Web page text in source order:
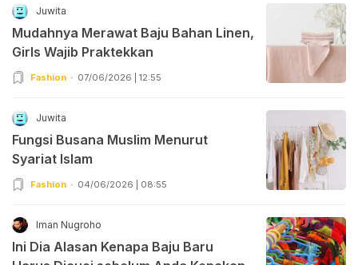
Juwita
Mudahnya Merawat Baju Bahan Linen,
Girls Wajib Praktekkan
Fashion 07/06/2026 | 12:55
Juwita
Fungsi Busana Muslim Menurut
Syariat Islam
Fashion 04/06/2026 | 08:55
Iman Nugroho
Ini Dia Alasan Kenapa Baju Baru